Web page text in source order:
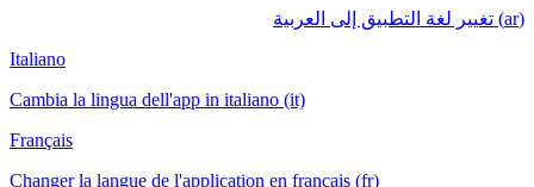
(ar) تغيير لغة التطبيق إلى العربية
Italiano
Cambia la lingua dell'app in italiano (it)
Français
Changer la langue de l'application en français (fr)